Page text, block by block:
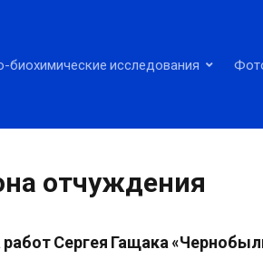
биохимические исследования
отчуждения
Сергея Гащака